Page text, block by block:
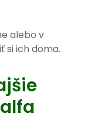
alebo v
si ich doma.